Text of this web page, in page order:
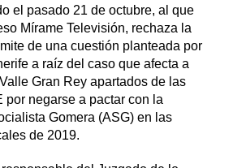
el pasado 21 de octubre, al que
Mírame Televisión, rechaza la
de una cuestión planteada por
a raíz del caso que afecta a
Gran Rey apartados de las
por negarse a pactar con la
Gomera (ASG) en las
de 2019.